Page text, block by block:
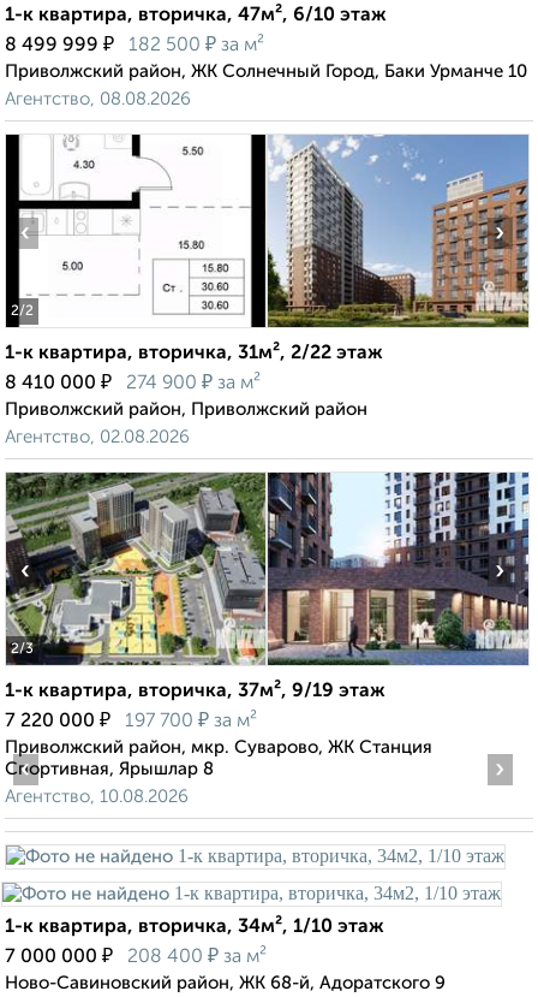
1-к квартира, вторичка, 47м², 6/10 этаж
8 499 999 ₽ 182 500 ₽ за м²
Приволжский район, ЖК Солнечный Город, Баки Урманче 10
Агентство, 08.08.2026
2/2
‹ ›
1-к квартира, вторичка, 31м², 2/22 этаж
8 410 000 ₽ 274 900 ₽ за м²
Приволжский район, Приволжский район
Агентство, 02.08.2026
2/3
‹ ›
1-к квартира, вторичка, 37м², 9/19 этаж
7 220 000 ₽ 197 700 ₽ за м²
Приволжский район, мкр. Суварово, ЖК Станция
Спортивная, Ярышлар 8
Агентство, 10.08.2026
‹ ›
1-к квартира, вторичка, 34м², 1/10 этаж
7 000 000 ₽ 208 400 ₽ за м²
Ново-Савиновский район, ЖК 68-й, Адоратского 9